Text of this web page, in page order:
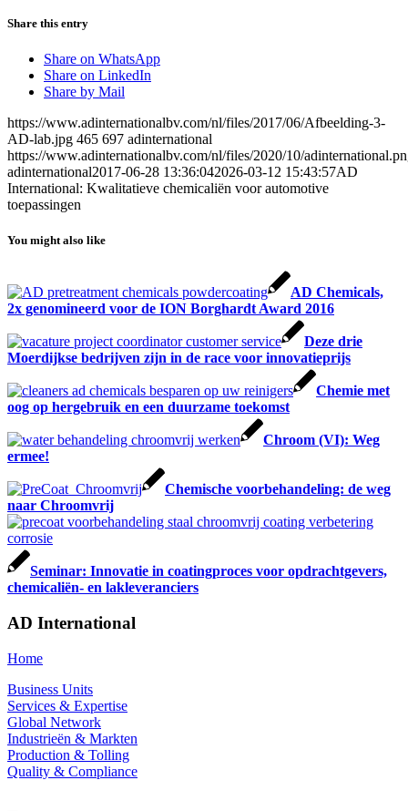
Share this entry
Share on WhatsApp
Share on LinkedIn
Share by Mail
https://www.adinternationalbv.com/nl/files/2017/06/Afbeelding-3-
AD-lab.jpg 465 697 adinternational
https://www.adinternationalbv.com/nl/files/2020/10/
adinternational2017-06-28 13:36:042026-03-12 15:43:57AD
International: Kwalitatieve chemicaliën voor automotive
toepassingen
You might also like
AD Chemicals,
2x genomineerd voor de ION Borghardt Award 2016
Deze drie
Moerdijkse bedrijven zijn in de race voor innovatieprijs
Chemie met
oog op hergebruik en een duurzame toekomst
Chroom (VI): Weg
ermee!
Chemische voorbehandeling: de weg
naar Chroomvrij
Seminar: Innovatie in coatingproces voor opdrachtgevers,
chemicaliën- en lakleveranciers
AD International
Home
Business Units
Services & Expertise
Global Network
Industrieën & Markten
Production & Tolling
Quality & Compliance